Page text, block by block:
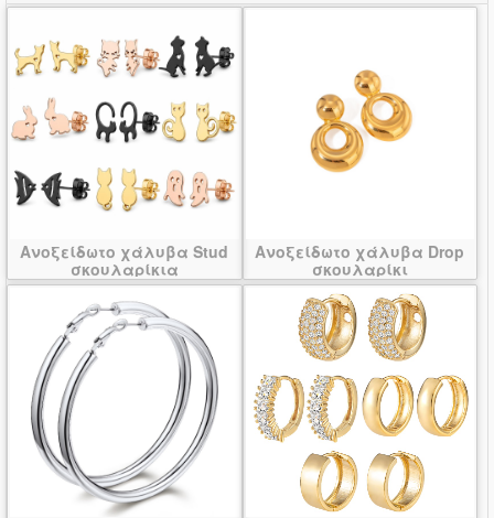
Ανοξείδωτο χάλυβα Stud
σκουλαρίκια
Ανοξείδωτο χάλυβα Drop
σκουλαρίκι